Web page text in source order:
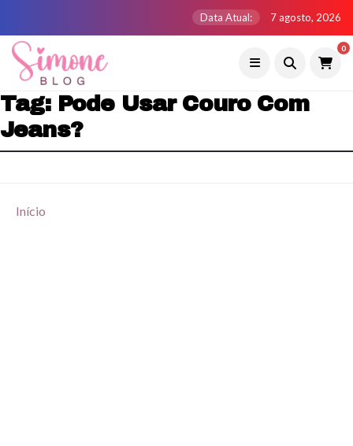
Data Atual: 7 agosto, 2026
0
Tag: Pode Usar Couro Com
Jeans?
Início